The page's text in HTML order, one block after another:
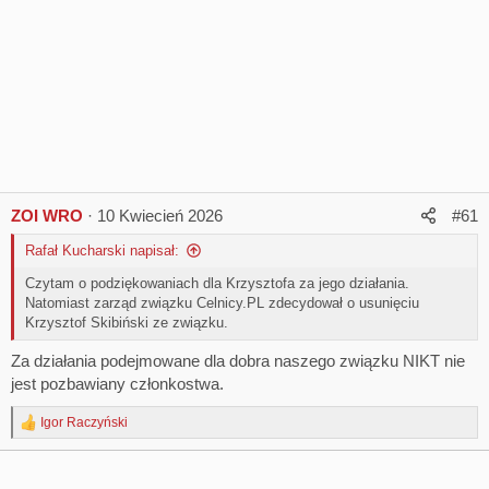
ZOI WRO 10 Kwiecień 2026 #61
Rafał Kucharski napisał:
Czytam o podziękowaniach dla Krzysztofa za jego działania.
Natomiast zarząd związku Celnicy.PL zdecydował o usunięciu
Krzysztof Skibiński ze związku.
Za działania podejmowane dla dobra naszego związku NIKT nie
jest pozbawiany członkostwa.
R
e
Igor Raczyński